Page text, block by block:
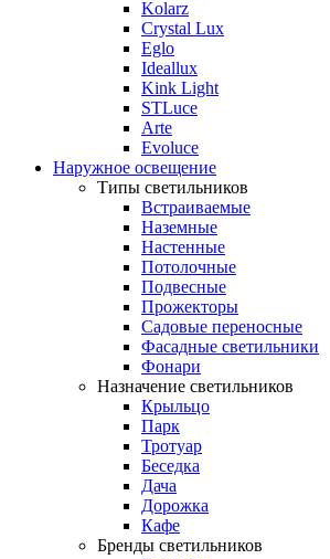
Kolarz
Crystal Lux
Eglo
Ideallux
Kink Light
STLuce
Arte
Evoluce
Наружное освещение
Типы светильников
Встраиваемые
Наземные
Настенные
Потолочные
Подвесные
Прожекторы
Садовые переносные
Фасадные светильники
Фонари
Назначение светильников
Крыльцо
Парк
Тротуар
Беседка
Дача
Дорожка
Кафе
Бренды светильников